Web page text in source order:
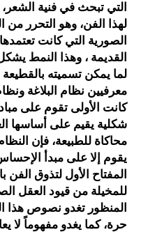
في فنية الشعر، وفي
وهو التحرر من النزعة
كانت تعتمدها البلاغة
وهذا النمط يشكل الدعامة
تسميته بالقطيعة المعرفية
البلاغة ونظام
تقوم على مبادئ صورية
على أساسها العمل الفني
فإن النظام المعرفي
على مبدأ الإحساس بالجمال،
لتذوق الفن باعتباره
من قيود العقل الصوري.
تغدو نصوص هذا الديوان
يغدو مفهوماً لا يعارض